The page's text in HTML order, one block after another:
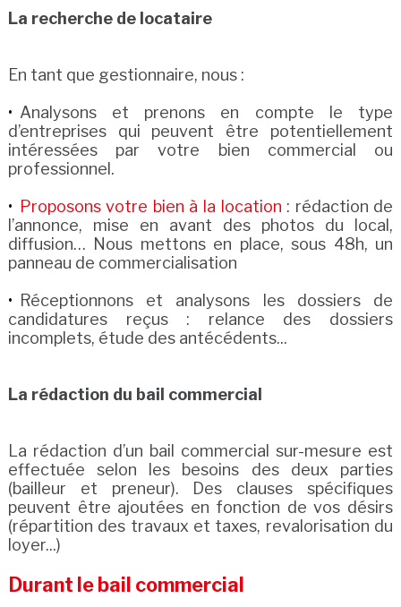
La recherche de locataire
En tant que gestionnaire, nous :
Analysons et prenons en compte le type
d’entreprises qui peuvent être potentiellement
intéressées par votre bien commercial ou
professionnel.
Proposons votre bien à la location : rédaction de
l’annonce, mise en avant des photos du local,
diffusion… Nous mettons en place, sous 48h, un
panneau de commercialisation
Réceptionnons et analysons les dossiers de
candidatures reçus : relance des dossiers
incomplets, étude des antécédents...
La rédaction du bail commercial
La rédaction d’un bail commercial sur-mesure est
effectuée selon les besoins des deux parties
(bailleur et preneur). Des clauses spécifiques
peuvent être ajoutées en fonction de vos désirs
(répartition des travaux et taxes, revalorisation du
loyer...)
Durant le bail commercial